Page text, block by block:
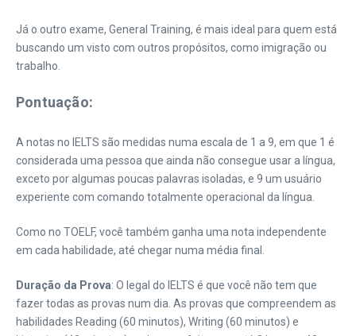
Já o outro exame, General Training, é mais ideal para quem está
buscando um visto com outros propósitos, como imigração ou
trabalho.
Pontuação:
A notas no IELTS são medidas numa escala de 1 a 9, em que 1 é
considerada uma pessoa que ainda não consegue usar a língua,
exceto por algumas poucas palavras isoladas, e 9 um usuário
experiente com comando totalmente operacional da língua.
Como no TOELF, você também ganha uma nota independente
em cada habilidade, até chegar numa média final.
Duração da Prova: O legal do IELTS é que você não tem que
fazer todas as provas num dia. As provas que compreendem as
habilidades Reading (60 minutos), Writing (60 minutos) e